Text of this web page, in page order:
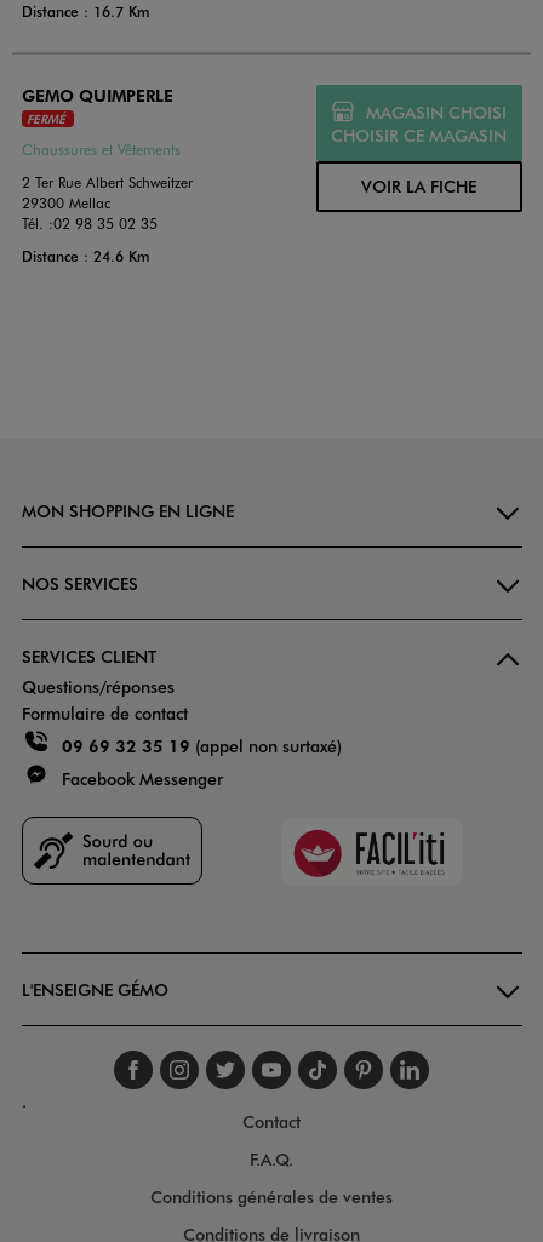
Distance : 16.7 Km
GEMO QUIMPERLE
FERMÉ
Chaussures et Vêtements
2 Ter Rue Albert Schweitzer
29300 Mellac
Tél. :02 98 35 02 35
Distance : 24.6 Km
MAGASIN CHOISI
CHOISIR CE MAGASIN
VOIR LA FICHE
MON SHOPPING EN LIGNE
NOS SERVICES
SERVICES CLIENT
Questions/réponses
Formulaire de contact
09 69 32 35 19 (appel non surtaxé)
Facebook Messenger
Faciliti
L'ENSEIGNE GÉMO
Suivez-nous sur
Suivez-nous sur
Suivez-nous sur
Suivez-nous
Suivez-nous
Suivez-
.
Contact
F.A.Q.
Conditions générales de ventes
Conditions de livraison